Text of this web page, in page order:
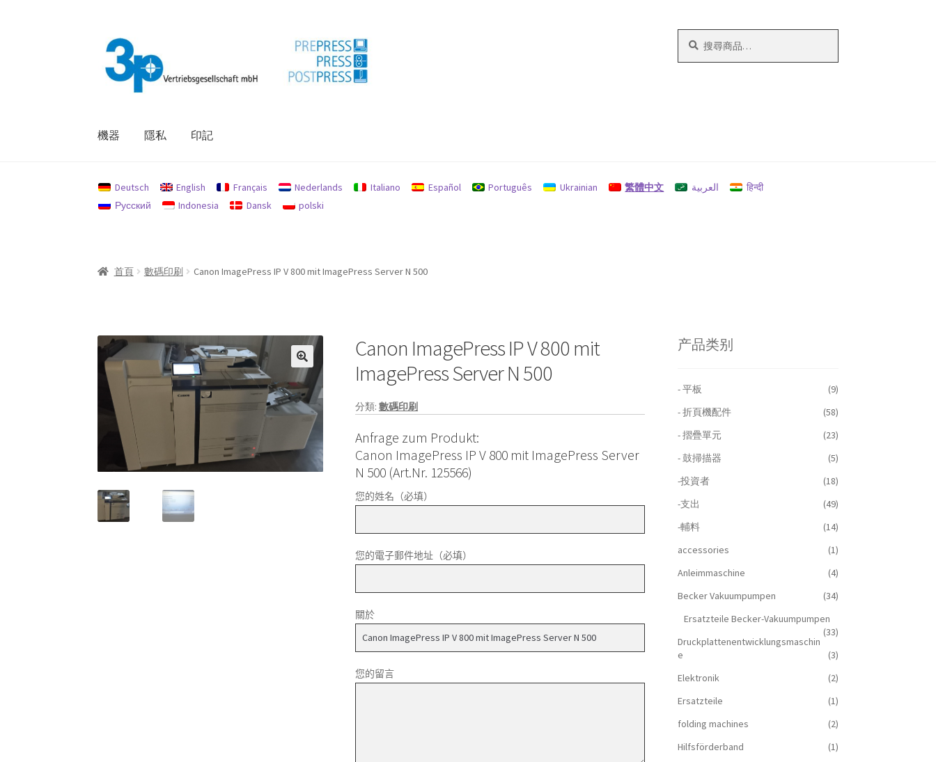
至
導
覽
至
主
要
關
機器 隱私 印記
Deutsch English Français Nederlands Italiano Español Português Ukrainian 繁體中文 العربية
हिन्दी
Русский
Indonesia Dansk polski
首頁 數碼印刷 Canon ImagePress IP V 800 mit ImagePress Server N 500
Canon ImagePress IP V 800 mit
ImagePress Server N 500
分類:數碼印刷
Anfrage zum Produkt:
Canon ImagePress IP V 800 mit ImagePress Server
N 500 (Art.Nr. 125566)
您的姓名（必填）
您的電子郵件地址（必填）
關於
您的留言
产品类别
- 平板
(9)
- 折頁機配件
(58)
- 摺疊單元
(23)
- 鼓掃描器
(5)
-投資者
(18)
-支出
(49)
-輔料
(14)
accessories
(1)
Anleimmaschine
(4)
Becker Vakuumpumpen
(34)
Ersatzteile Becker-Vakuumpumpen
(33)
Druckplattenentwicklungsmaschin
e
(3)
Elektronik
(2)
Ersatzteile
(1)
folding machines
(2)
Hilfsförderband
(1)